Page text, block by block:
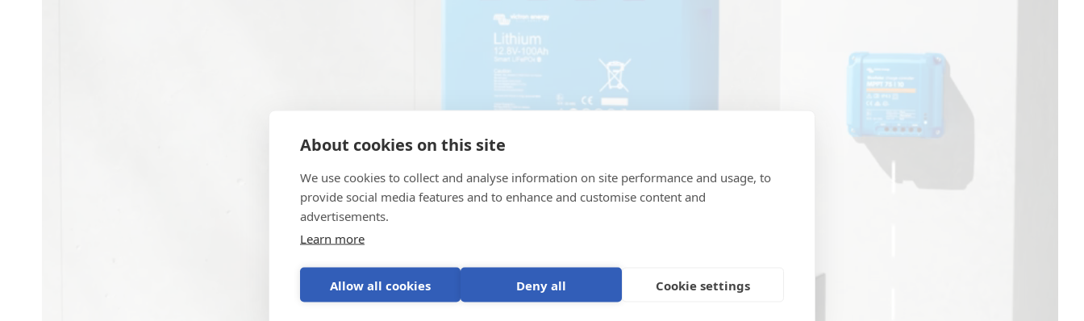
About cookies on this site
We use cookies to collect and analyse information on site performance and usage, to
provide social media features and to enhance and customise content and
advertisements.
Learn more
Allow all cookies Deny all Cookie settings